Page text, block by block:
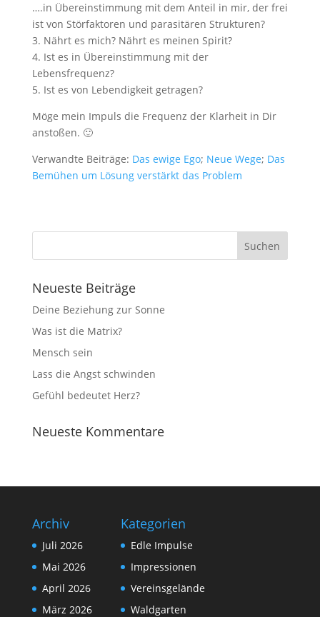
….in Übereinstimmung mit dem Anteil in mir, der frei
ist von Störfaktoren und parasitären Strukturen?
3. Nährt es mich? Nährt es meinen Spirit?
4. Ist es in Übereinstimmung mit der
Lebensfrequenz?
5. Ist es von Lebendigkeit getragen?
Möge mein Impuls die Frequenz der Klarheit in Dir
anstoßen. 🙂
Verwandte Beiträge: Das ewige Ego; Neue Wege; Das
Bemühen um Lösung verstärkt das Problem
Neueste Beiträge
Deine Beziehung zur Sonne
Was ist die Matrix?
Mensch sein
Lass die Angst schwinden
Gefühl bedeutet Herz?
Neueste Kommentare
Archiv
Juli 2026
Mai 2026
April 2026
März 2026
Kategorien
Edle Impulse
Impressionen
Vereinsgelände
Waldgarten